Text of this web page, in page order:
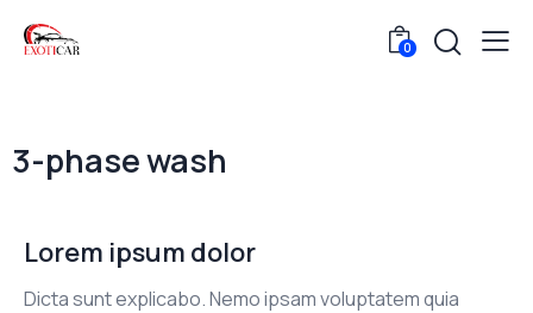
0
3-phase wash
Lorem ipsum dolor
Dicta sunt explicabo. Nemo ipsam voluptatem quia